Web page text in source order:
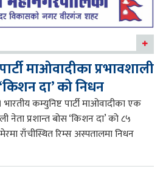
माओवादीका प्रभावशाली
दा’ को निधन
कम्युनिष्ट पार्टी माओवादीका एक
नेता प्रशान्त बोस ‘किशन दा’ को ८५
राँचीस्थित रिम्स अस्पतालमा निधन